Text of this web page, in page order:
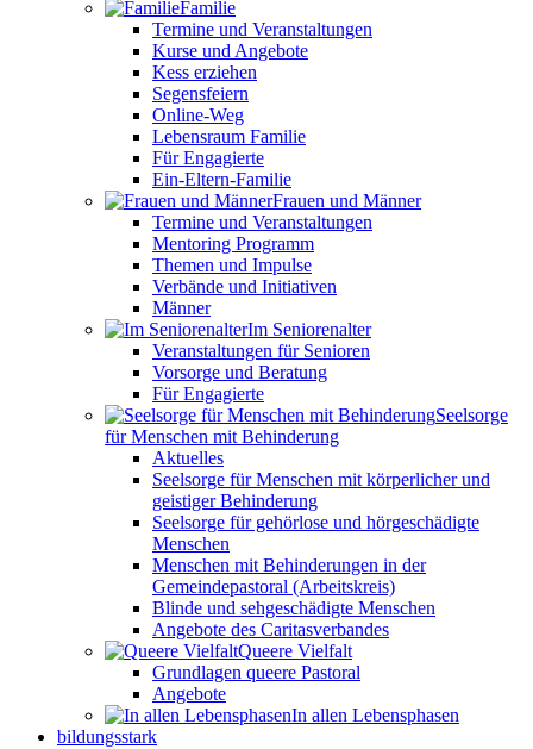
Familie
Termine und Veranstaltungen
Kurse und Angebote
Kess erziehen
Segensfeiern
Online-Weg
Lebensraum Familie
Für Engagierte
Ein-Eltern-Familie
Frauen und Männer
Termine und Veranstaltungen
Mentoring Programm
Themen und Impulse
Verbände und Initiativen
Männer
Im Seniorenalter
Veranstaltungen für Senioren
Vorsorge und Beratung
Für Engagierte
Seelsorge
für Menschen mit Behinderung
Aktuelles
Seelsorge für Menschen mit körperlicher und
geistiger Behinderung
Seelsorge für gehörlose und hörgeschädigte
Menschen
Menschen mit Behinderungen in der
Gemeindepastoral (Arbeitskreis)
Blinde und sehgeschädigte Menschen
Angebote des Caritasverbandes
Queere Vielfalt
Grundlagen queere Pastoral
Angebote
In allen Lebensphasen
bildungsstark